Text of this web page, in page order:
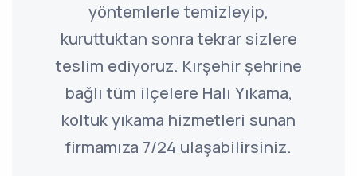
yöntemlerle temizleyip,
kuruttuktan sonra tekrar sizlere
teslim ediyoruz. Kırşehir şehrine
bağlı tüm ilçelere Halı Yıkama,
koltuk yıkama hizmetleri sunan
firmamıza 7/24 ulaşabilirsiniz.